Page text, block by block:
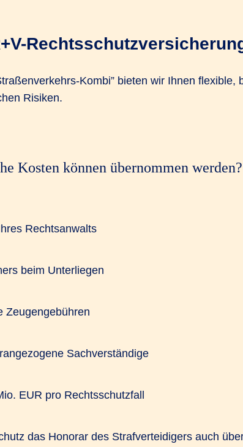
Kombi” bieten wir Ihnen
Risiken.
Kosten können übernommen werden?
Rechtsanwalts
beim Unterliegen
Zeugengebühren
Sachverständige
EUR pro Rechtsschutzfall
das Honorar des Strafverteidigers auch